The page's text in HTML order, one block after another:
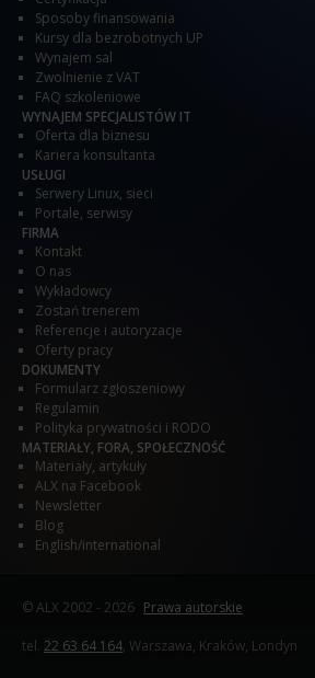
Sposoby finansowania
Kursy dla bezrobotnych UP
Wynajem sal
Zwolnienie z VAT
FAQ szkoleniowe
WYNAJEM SPECJALISTÓW IT
Oferta dla biznesu
Kariera konsultanta
USŁUGI
Serwery Linux, sieci
Portale, serwisy
FIRMA
Kontakt
O nas
Wykładowcy
Zostań trenerem
Referencje i autoryzacje
Oferty pracy
DOKUMENTY
Formularz zgłoszeniowy
Regulamin
Polityka prywatności i RODO
MATERIAŁY, FORA, SPOŁECZNOŚĆ
Materiały, artykuły
ALX na Facebook
Newsletter
Blog
English/international
© ALX 2002 - 2026 Prawa autorskie
tel. 22 63 64 164, Warszawa, Kraków, Londyn